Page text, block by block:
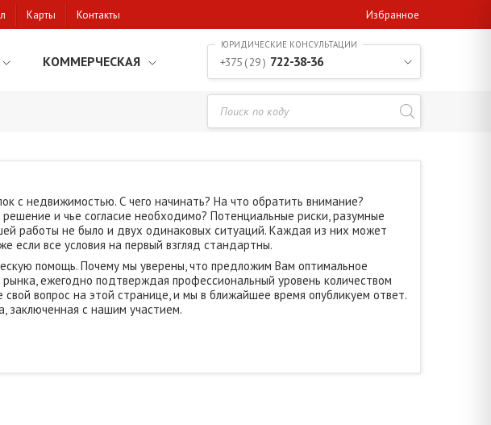
Карты Контакты Избранное
КОММЕРЧЕСКАЯ +375 ( 29 ) 722-38-36
с недвижимостью. С чего начинать? На что обратить внимание?
и чье согласие необходимо? Потенциальные риски, разумные
работы не было и двух одинаковых ситуаций. Каждая из них может
если все условия на первый взгляд стандартны.
помощь. Почему мы уверены, что предложим Вам оптимальное
ежегодно подтверждая профессиональный уровень количеством
вопрос на этой странице, и мы в ближайшее время опубликуем ответ.
заключенная с нашим участием.